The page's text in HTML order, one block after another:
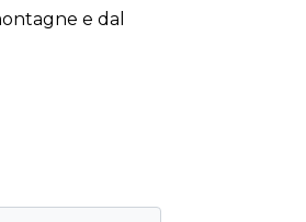
e dal